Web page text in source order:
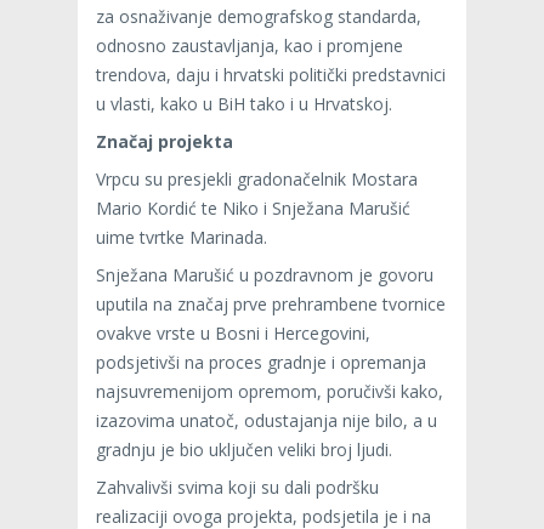
za osnaživanje demografskog standarda,
odnosno zaustavljanja, kao i promjene
trendova, daju i hrvatski politički predstavnici
u vlasti, kako u BiH tako i u Hrvatskoj.
Značaj projekta
Vrpcu su presjekli gradonačelnik Mostara
Mario Kordić te Niko i Snježana Marušić
uime tvrtke Marinada.
Snježana Marušić u pozdravnom je govoru
uputila na značaj prve prehrambene tvornice
ovakve vrste u Bosni i Hercegovini,
podsjetivši na proces gradnje i opremanja
najsuvremenijom opremom, poručivši kako,
izazovima unatoč, odustajanja nije bilo, a u
gradnju je bio uključen veliki broj ljudi.
Zahvalivši svima koji su dali podršku
realizaciji ovoga projekta, podsjetila je i na